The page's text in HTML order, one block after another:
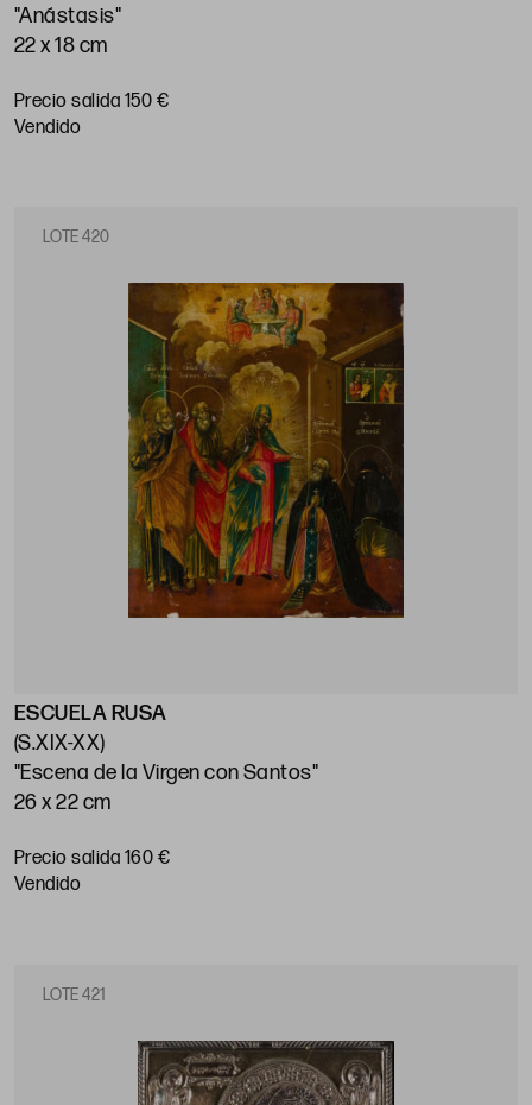
"Anástasis"
22 x 18 cm
Precio salida 150 €
vendido
LOTE 420
ESCUELA RUSA
(S.XIX-XX)
"Escena de la Virgen con Santos"
26 x 22 cm
Precio salida 160 €
vendido
LOTE 421